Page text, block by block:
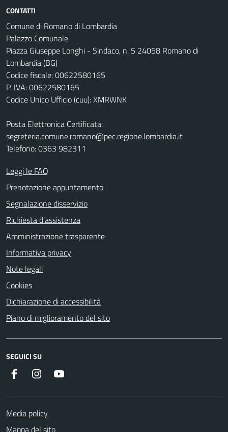
CONTATTI
Comune di Romano di Lombardia
Palazzo Comunale
Piazza Giuseppe Longhi - Sindaco, n. 5 24058 Romano di
Lombardia (BG)
Codice fiscale: 00622580165
P. IVA: 00622580165
Codice Unico Ufficio (cuu): XMRWNK
Posta Elettronica Certificata:
segreteria.comune.romano@pec.regione.lombardia.it
Telefono: 0363 982311
Leggi le FAQ
Prenotazione appuntamento
Segnalazione disservizio
Richiesta d'assistenza
Amministrazione trasparente
Informativa privacy
Note legali
Cookies
Dichiarazione di accessibilità
Piano di miglioramento del sito
SEGUICI SU
Facebook Instagram
Media policy
Mappa del sito